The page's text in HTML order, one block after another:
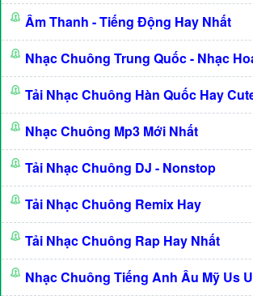
Âm Thanh - Tiếng Động Hay Nhất
Nhạc Chuông Trung Quốc - Nhạc
Tải Nhạc Chuông Hàn Quốc Hay
Nhạc Chuông Mp3 Mới Nhất
Tải Nhạc Chuông DJ - Nonstop
Tải Nhạc Chuông Remix Hay
Tải Nhạc Chuông Rap Hay Nhất
Nhạc Chuông Tiếng Anh Âu Mỹ Us